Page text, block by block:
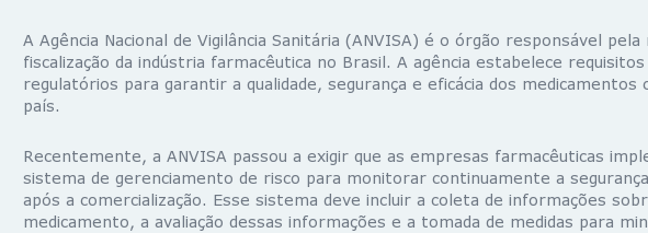
A Agência Nacional de Vigilância Sanitária (ANVISA) é o órgão responsável
fiscalização da indústria farmacêutica no Brasil. A agência estabelece
regulatórios para garantir a qualidade, segurança e eficácia dos medicamentos
país.
Recentemente, a ANVISA passou a exigir que as empresas farmacêuticas
sistema de gerenciamento de risco para monitorar continuamente a
após a comercialização. Esse sistema deve incluir a coleta de informações
medicamento, a avaliação dessas informações e a tomada de medidas para